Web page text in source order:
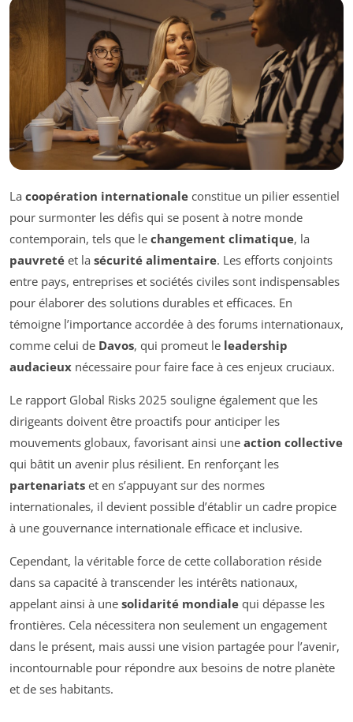
La coopération internationale constitue un pilier essentiel
pour surmonter les défis qui se posent à notre monde
contemporain, tels que le changement climatique, la
pauvreté et la sécurité alimentaire. Les efforts conjoints
entre pays, entreprises et sociétés civiles sont indispensables
pour élaborer des solutions durables et efficaces. En
témoigne l’importance accordée à des forums internationaux,
comme celui de Davos, qui promeut le leadership
audacieux nécessaire pour faire face à ces enjeux cruciaux.
Le rapport Global Risks 2025 souligne également que les
dirigeants doivent être proactifs pour anticiper les
mouvements globaux, favorisant ainsi une action collective
qui bâtit un avenir plus résilient. En renforçant les
partenariats et en s’appuyant sur des normes
internationales, il devient possible d’établir un cadre propice
à une gouvernance internationale efficace et inclusive.
Cependant, la véritable force de cette collaboration réside
dans sa capacité à transcender les intérêts nationaux,
appelant ainsi à une solidarité mondiale qui dépasse les
frontières. Cela nécessitera non seulement un engagement
dans le présent, mais aussi une vision partagée pour l’avenir,
incontournable pour répondre aux besoins de notre planète
et de ses habitants.